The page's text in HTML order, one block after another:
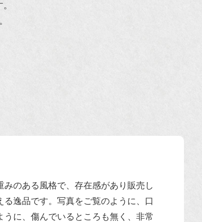
のある風格で、存在感があり販売し
る逸品です。写真をご覧のように、口
に、傷んでいるところも無く、非常